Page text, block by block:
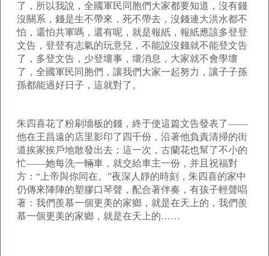
了，所以我說，全國軍民同胞們大家都要知道，沒有錢
沒關系，錢是生不帶來，死不帶去，沒錢連大洪水都不
怕，還怕共軍嗎，還有呢，就是報紙，報紙應該多登登
文告，登登有志氣的玩意兒，不能說沒錢就不能登文告
了，多登文告，少登壞事，壞消息，大家就不會學壞
了，全國軍民同胞們，讓我們大家一起努力，讓子子孫
孫都能過好日子，這就對了。
朱四喜花了粉刷墻板的錢，終于使這篇文告發表了——
他在王昌遠的店里影印了四千份，沿著他負責清掃的街
道挨家挨戶地散發出去；這一次，古蘭花也幫了不小的
忙——她每洗一輛車，就交給車主一份，并且祝福對
方：“上帝與你同在。”夜深人靜的時刻，朱四喜的家中
仍傳來陣陣的塑膠口琴聲，配合著伴奏，有孩子輕聲唱
著：我們羨慕一個更美的家鄉，就是在天上的，我們羨
慕一個更美的家鄉，就是在天上的……